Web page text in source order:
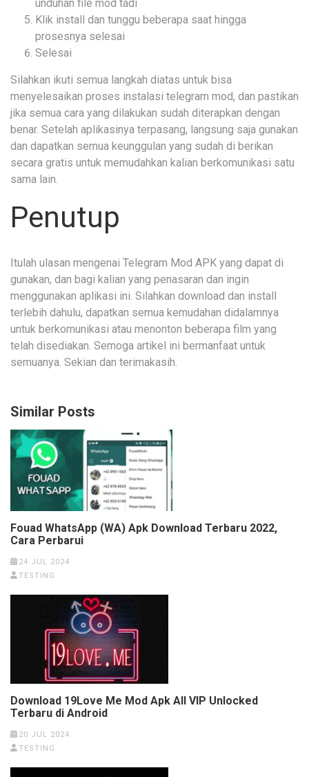
unduhan file mod tadi
Klik install dan tunggu beberapa saat hingga
prosesnya selesai
Selesai
Silahkan ikuti semua langkah diatas untuk bisa
menyelesaikan proses instalasi telegram mod, dan pastikan
jika semua cara yang dilakukan sudah diterapkan dengan
benar. Setelah aplikasinya terpasang, langsung saja gunakan
dan dapatkan semua keunggulan yang sudah di berikan
secara gratis untuk memudahkan kalian berkomunikasi satu
sama lain.
Penutup
Itulah ulasan mengenai Telegram Mod APK yang dapat di
gunakan, dan bagi kalian yang penasaran dan ingin
menggunakan aplikasi ini. Silahkan download dan install
terlebih dahulu, dapatkan semua kemudahan didalamnya
untuk berkomunikasi atau menonton beberapa film yang
telah disediakan. Semoga artikel ini bermanfaat untuk
semuanya. Sekian dan terimakasih.
Similar Posts
Fouad WhatsApp (WA) Apk Download Terbaru 2022,
Cara Perbarui
24 JUL 2024
TESTING
Download 19Love Me Mod Apk All VIP Unlocked
Terbaru di Android
20 JUL 2024
TESTING